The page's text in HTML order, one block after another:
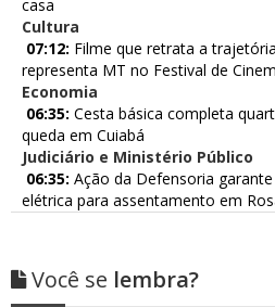
casa
Cultura
07:12: Filme que retrata a
representa MT no Festival de
Economia
06:35: Cesta básica completa
queda em Cuiabá
Judiciário e Ministério Público
06:35: Ação da Defensoria
elétrica para assentamento em
Você se lembra?